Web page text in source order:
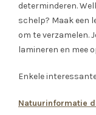
determinderen.
schelp? Maak een
om te verzamelen.
lamineren en mee
Enkele
Natuurinformatie